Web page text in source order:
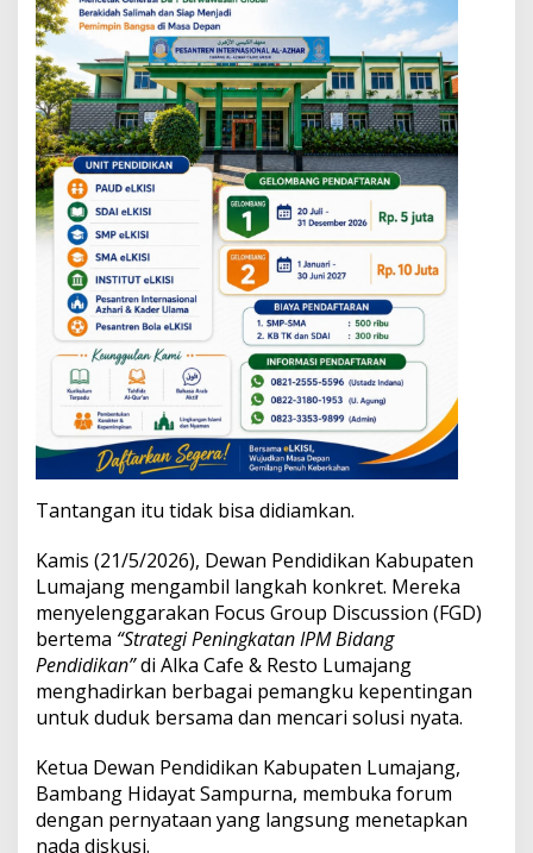
o
l
u
s
i
Tantangan itu tidak bisa didiamkan.
Kamis (21/5/2026), Dewan Pendidikan Kabupaten
Lumajang mengambil langkah konkret. Mereka
menyelenggarakan Focus Group Discussion (FGD)
bertema “Strategi Peningkatan IPM Bidang
Pendidikan”di Alka Cafe & Resto Lumajang
menghadirkan berbagai pemangku kepentingan
untuk duduk bersama dan mencari solusi nyata.
Ketua Dewan Pendidikan Kabupaten Lumajang,
Bambang Hidayat Sampurna, membuka forum
dengan pernyataan yang langsung menetapkan
nada diskusi.